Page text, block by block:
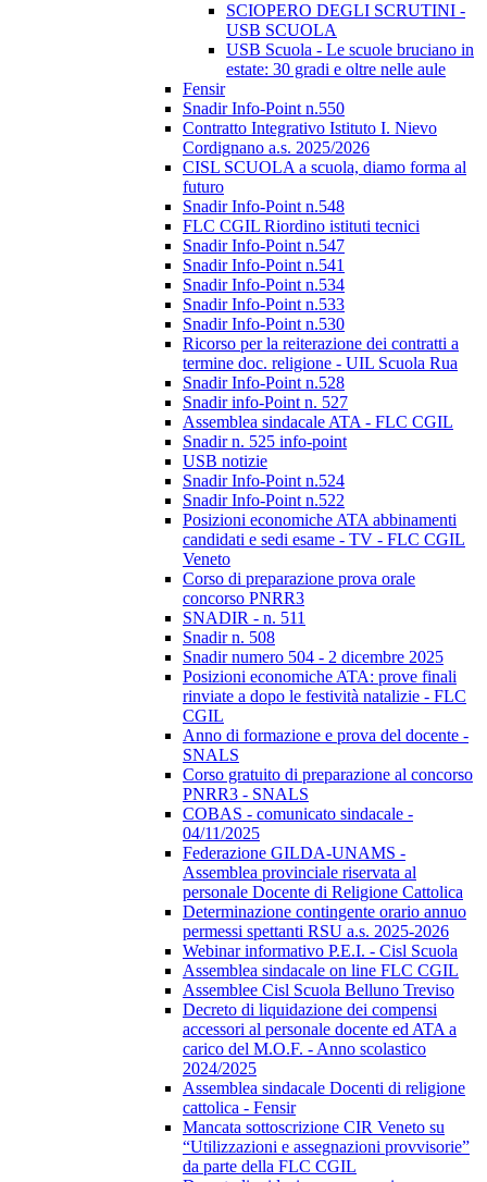
SCIOPERO DEGLI SCRUTINI -
USB SCUOLA
USB Scuola - Le scuole bruciano in
estate: 30 gradi e oltre nelle aule
Fensir
Snadir Info-Point n.550
Contratto Integrativo Istituto I. Nievo
Cordignano a.s. 2025/2026
CISL SCUOLA a scuola, diamo forma al
futuro
Snadir Info-Point n.548
FLC CGIL Riordino istituti tecnici
Snadir Info-Point n.547
Snadir Info-Point n.541
Snadir Info-Point n.534
Snadir Info-Point n.533
Snadir Info-Point n.530
Ricorso per la reiterazione dei contratti a
termine doc. religione - UIL Scuola Rua
Snadir Info-Point n.528
Snadir info-Point n. 527
Assemblea sindacale ATA - FLC CGIL
Snadir n. 525 info-point
USB notizie
Snadir Info-Point n.524
Snadir Info-Point n.522
Posizioni economiche ATA abbinamenti
candidati e sedi esame - TV - FLC CGIL
Veneto
Corso di preparazione prova orale
concorso PNRR3
SNADIR - n. 511
Snadir n. 508
Snadir numero 504 - 2 dicembre 2025
Posizioni economiche ATA: prove finali
rinviate a dopo le festività natalizie - FLC
CGIL
Anno di formazione e prova del docente -
SNALS
Corso gratuito di preparazione al concorso
PNRR3 - SNALS
COBAS - comunicato sindacale -
04/11/2025
Federazione GILDA-UNAMS -
Assemblea provinciale riservata al
personale Docente di Religione Cattolica
Determinazione contingente orario annuo
permessi spettanti RSU a.s. 2025-2026
Webinar informativo P.E.I. - Cisl Scuola
Assemblea sindacale on line FLC CGIL
Assemblee Cisl Scuola Belluno Treviso
Decreto di liquidazione dei compensi
accessori al personale docente ed ATA a
carico del M.O.F. - Anno scolastico
2024/2025
Assemblea sindacale Docenti di religione
cattolica - Fensir
Mancata sottoscrizione CIR Veneto su
“Utilizzazioni e assegnazioni provvisorie”
da parte della FLC CGIL